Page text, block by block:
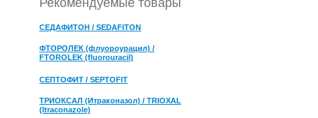
Рекомендуемые товары
СЕДАФИТОН / SEDAFITON
ФТОРОЛЕК (флуороурацил) /
FTOROLEK (fluorouracil)
СЕПТОФИТ / SEPTOFIT
ТРИОКСАЛ (Итраконазол) / TRIOXAL
(Itraconazole)